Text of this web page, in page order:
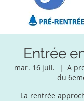
Entrée
mar. 16 juil.
  |
A
du
La rentrée